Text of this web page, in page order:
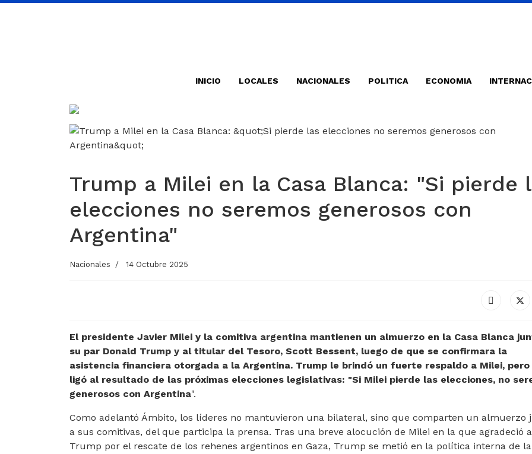
INICIO LOCALES NACIONALES POLITICA ECONOMIA
Trump a Milei en la Casa Blanca: "Si pierde
elecciones no seremos generosos con
Argentina"
Nacionales 14 Octubre 2025
El presidente Javier Milei y la comitiva argentina mantienen un almuerzo en la Casa Blanca
su par Donald Trump y al titular del Tesoro, Scott Bessent, luego de que se confirmara la
asistencia financiera otorgada a la Argentina. Trump le brindó un fuerte respaldo a Milei, pero
ligó al resultado de las próximas elecciones legislativas: "Si Milei pierde las elecciones, no
generosos con Argentina".
Como adelantó Ámbito, los líderes no mantuvieron una bilateral, sino que comparten un almuerzo
a sus comitivas, del que participa la prensa. Tras una breve alocución de Milei en la que agradeció a
Trump por el rescate de los rehenes argentinos en Gaza, Trump se metió en la política interna de la